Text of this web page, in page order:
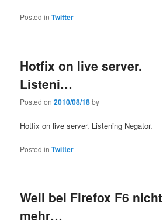
Posted in Twitter
Hotfix on live server.
Listeni…
Posted on2010/08/18by
Hotfix on live server. Listening Negator.
Posted in Twitter
Weil bei Firefox F6 nicht
mehr…